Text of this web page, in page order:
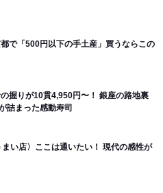
で「500円以下の手土産」買うならこの
の握りが10貫4,950円〜！ 銀座の路地裏
詰まった感動寿司
まい店〉ここは通いたい！ 現代の感性が